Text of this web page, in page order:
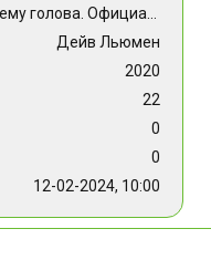
Дейв Льюмен
2020
22
0
0
12-02-2024, 10:00